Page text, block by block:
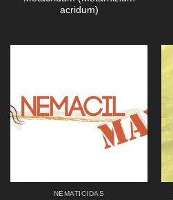
acridum)
NEMATICIDAS